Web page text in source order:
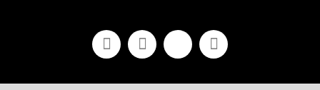
FacebookYoutubeVimeo Instagram